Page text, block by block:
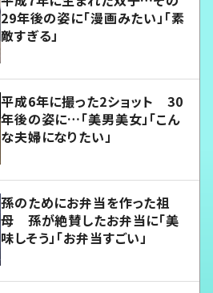
29年後の姿に「漫画みたい」「素
敵すぎる」
平成6年に撮った2ショット 30
年後の姿に…「美男美女」「こん
な夫婦になりたい」
孫のためにお弁当を作った祖
母 孫が絶賛したお弁当に「美
味しそう」「お弁当すごい」